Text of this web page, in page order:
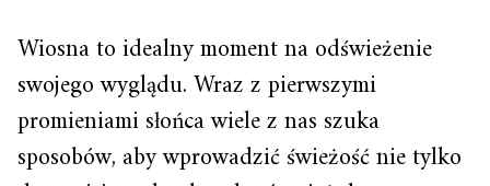
Wiosna to idealny moment na odświeżenie
swojego wyglądu. Wraz z pierwszymi
promieniami słońca wiele z nas szuka
sposobów, aby wprowadzić świeżość nie tylko